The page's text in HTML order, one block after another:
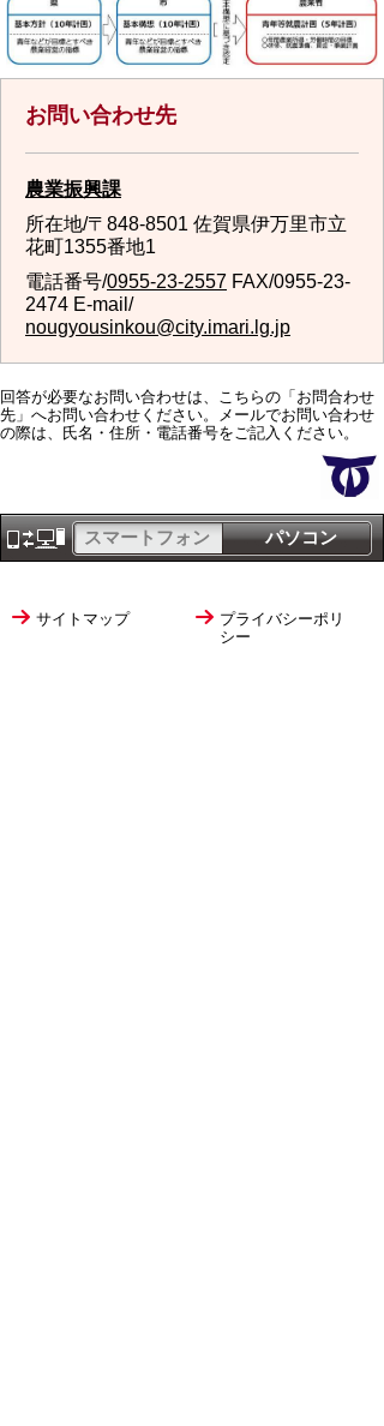
お問い合わせ先
農業振興課
所在地/〒848-8501 佐賀県伊万里市立
花町1355番地1
電話番号/0955-23-2557 FAX/0955-23-
2474 E-mail/
nougyousinkou@city.imari.lg.jp
回答が必要なお問い合わせは、こちらの「お問合わせ
先」へお問い合わせください。メールでお問い合わせ
の際は、氏名・住所・電話番号をご記入ください。
パソコン
スマートフォン
サイトマップ
プライバシーポリ
シー